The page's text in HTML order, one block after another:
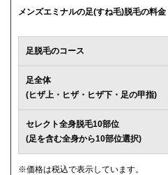
メンズエミナルの足(すね毛)脱毛の料金
足脱毛のコース
足全体
(ヒザ上・ヒザ・ヒザ下・足の甲指)
セレクト全身脱毛10部位
(足を含む全身から10部位選択)
※価格は税込で表示しています。